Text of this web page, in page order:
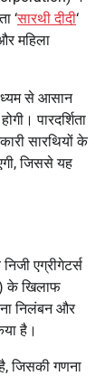
‘सारथी दीदी‘
महिला
से आसान
पारदर्शिता
सारथियों के
जिससे यह
एग्रीगेटर्स
के खिलाफ
निलंबन और
है।
जिसकी गणना